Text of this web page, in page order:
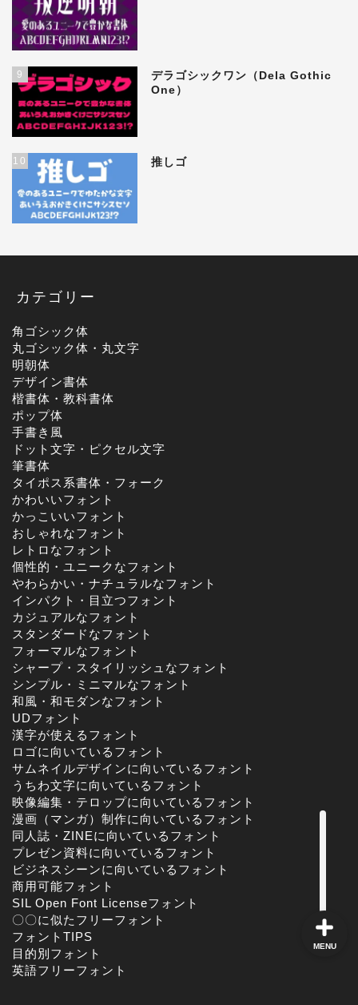
9
デラゴシックワン（Dela Gothic
One）
10 推しゴ
カテゴリー
角ゴシック体
丸ゴシック体・丸文字
明朝体
デザイン書体
楷書体・教科書体
ポップ体
手書き風
ドット文字・ピクセル文字
筆書体
タイポス系書体・フォーク
かわいいフォント
かっこいいフォント
おしゃれなフォント
レトロなフォント
個性的・ユニークなフォント
やわらかい・ナチュラルなフォント
インパクト・目立つフォント
カジュアルなフォント
スタンダードなフォント
フォーマルなフォント
シャープ・スタイリッシュなフォント
シンプル・ミニマルなフォント
和風・和モダンなフォント
UDフォント
漢字が使えるフォント
ロゴに向いているフォント
サムネイルデザインに向いているフォント
うちわ文字に向いているフォント
映像編集・テロップに向いているフォント
漫画（マンガ）制作に向いているフォント
同人誌・ZINEに向いているフォント
プレゼン資料に向いているフォント
ビジネスシーンに向いているフォント
商用可能フォント
SIL Open Font Licenseフォント
〇〇に似たフリーフォント
フォントTIPS
目的別フォント
英語フリーフォント
MENU